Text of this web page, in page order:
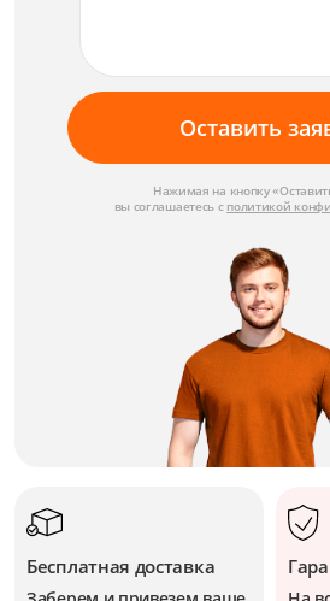
Оставить
Нажимая на кнопку
вы соглашаетесь с политикой
Бесплатная доставка